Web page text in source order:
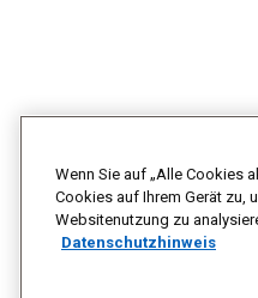
Wenn Sie auf „Alle Cookies
Cookies auf Ihrem Gerät zu,
Websitenutzung zu
Datenschutzhinweis